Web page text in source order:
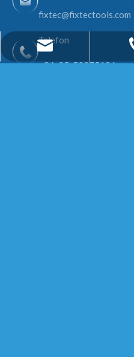
fixtec@fixtectools.com
Telefon
+86-25-52275196
+86-25-
+86-